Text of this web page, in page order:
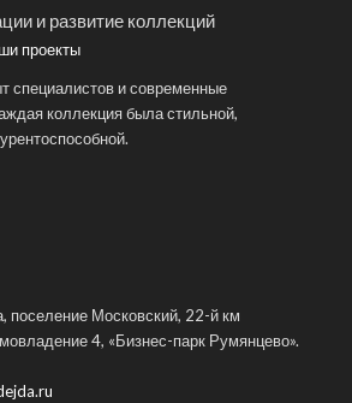
и развитие коллекций
проекты
специалистов и современные
коллекция была стильной,
поселение Московский, 22-й км
4, «Бизнес-парк Румянцево».